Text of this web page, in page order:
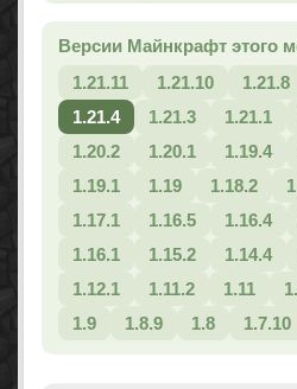
Версии Майнкрафт этого
1.21.11
1.21.10 1.21.8
1.21.4
1.21.3 1.21.1
1.20.2
1.20.1 1.19.4
1.19.1
1.19 1.18.2
1.17.1
1.16.5 1.16.4
1.16.1
1.15.2 1.14.4
1.12.1
1.11.2 1.11
1.9
1.8.9 1.8 1.7.10